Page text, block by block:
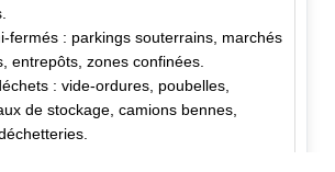
fermés : parkings souterrains, marchés
entrepôts, zones confinées.
: vide-ordures, poubelles,
de stockage, camions bennes,